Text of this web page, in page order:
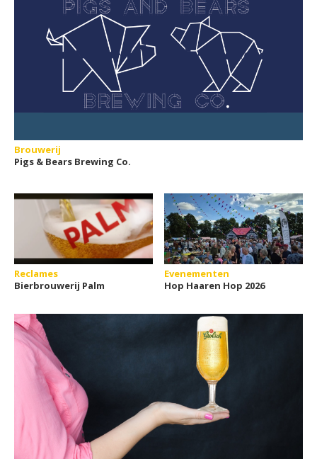
Brouwerij
Pigs & Bears Brewing Co.
Reclames
Bierbrouwerij Palm
Evenementen
Hop Haaren Hop 2026